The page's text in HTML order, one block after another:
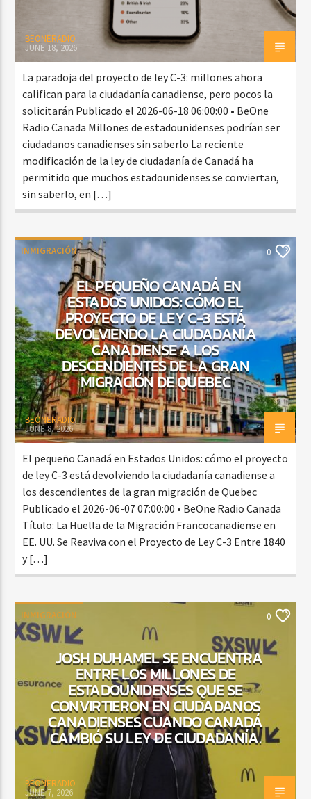
BEONERADIO
JUNE 18, 2026
La paradoja del proyecto de ley C-3: millones ahora
califican para la ciudadanía canadiense, pero pocos la
solicitarán Publicado el 2026-06-18 06:00:00 • BeOne
Radio Canada Millones de estadounidenses podrían ser
ciudadanos canadienses sin saberlo La reciente
modificación de la ley de ciudadanía de Canadá ha
permitido que muchos estadounidenses se conviertan,
sin saberlo, en […]
INMIGRACIÓN 0
EL PEQUEÑO CANADÁ EN
ESTADOS UNIDOS: CÓMO EL
PROYECTO DE LEY C-3 ESTÁ
DEVOLVIENDO LA CIUDADANÍA
CANADIENSE A LOS
DESCENDIENTES DE LA GRAN
MIGRACIÓN DE QUEBEC
BEONERADIO
JUNE 8, 2026
El pequeño Canadá en Estados Unidos: cómo el proyecto
de ley C-3 está devolviendo la ciudadanía canadiense a
los descendientes de la gran migración de Quebec
Publicado el 2026-06-07 07:00:00 • BeOne Radio Canada
Título: La Huella de la Migración Francocanadiense en
EE. UU. Se Reaviva con el Proyecto de Ley C-3 Entre 1840
y […]
INMIGRACIÓN 0
JOSH DUHAMEL SE ENCUENTRA
ENTRE LOS MILLONES DE
ESTADOUNIDENSES QUE SE
CONVIRTIERON EN CIUDADANOS
CANADIENSES CUANDO CANADÁ
CAMBIÓ SU LEY DE CIUDADANÍA.
BEONERADIO
JUNE 7, 2026